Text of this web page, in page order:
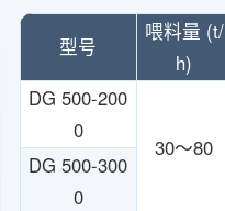
型号
喂料量 (t/
h)
DG 500-200
0
30～80
DG 500-300
0